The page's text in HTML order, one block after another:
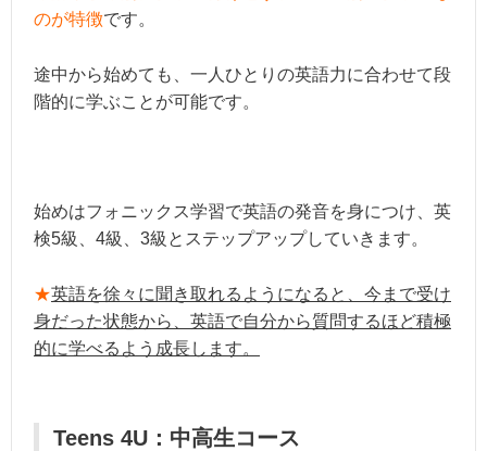
のが特徴です。
途中から始めても、一人ひとりの英語力に合わせて段
階的に学ぶことが可能です。
始めはフォニックス学習で英語の発音を身につけ、英
検5級、4級、3級とステップアップしていきます。
★英語を徐々に聞き取れるようになると、今まで受け
身だった状態から、英語で自分から質問するほど積極
的に学べるよう成長します。
Teens 4U：中高生コース